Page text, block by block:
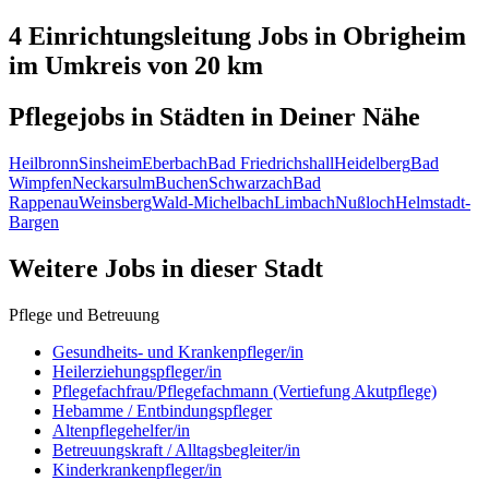
4 Einrichtungsleitung Jobs in Obrigheim
im Umkreis von 20 km
Pflegejobs in Städten in Deiner Nähe
HeilbronnSinsheimEberbachBad FriedrichshallHeidelbergBad
WimpfenNeckarsulmBuchenSchwarzachBad
RappenauWeinsbergWald-MichelbachLimbachNußlochHelmstadt-
Bargen
Weitere Jobs in dieser Stadt
Pflege und Betreuung
Gesundheits- und Krankenpfleger/in
Heilerziehungspfleger/in
Pflegefachfrau/Pflegefachmann (Vertiefung Akutpflege)
Hebamme / Entbindungspfleger
Altenpflegehelfer/in
Betreuungskraft / Alltagsbegleiter/in
Kinderkrankenpfleger/in